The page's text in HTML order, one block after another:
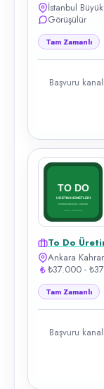
İstanbul
Görüşülür
Tam Zamanlı
Başvuru
To Do
Ankara
₺37.000 -
Tam Zamanlı
Başvuru